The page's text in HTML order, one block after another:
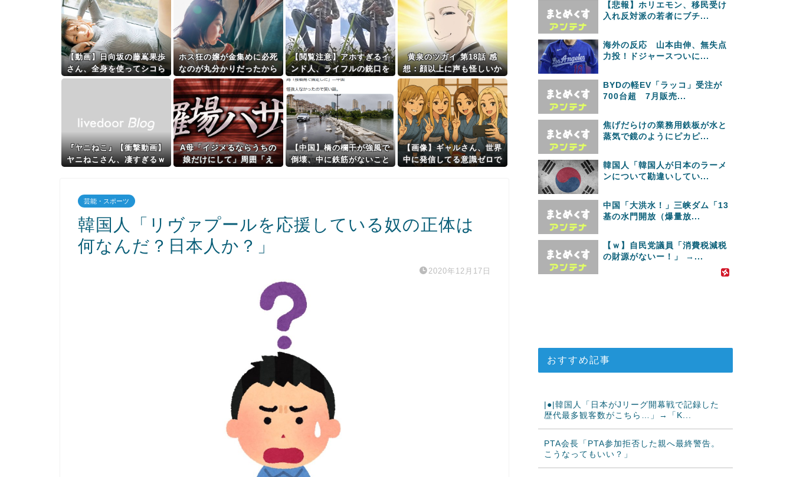
【動画】日向坂の藤嶌果歩
さん、全身を使ってシコら
せにきてしまうｗｗｗｗｗ
ホス狂の嬢が金集めに必死
なのが丸分かりだったから
「店外で直に払ったら嬉し
い？」って聞いた結果⇒ｗ
ｗ
【閲覧注意】アホすぎるイ
ンド人、ライフルの銃口を
覗いてしまう・・・・・
（動画あり）
黄泉のツガイ 第18話 感
想：顔以上に声も怪しいか
ら誤解されがちなアスマさ
ん！
『ヤニねこ』【衝撃動画】
ヤニねこさん、凄すぎるｗ
A母「イジメるならうちの
娘だけにして」周囲「え
【中国】橋の欄干が強風で
倒壊、中に鉄筋がないこと
【画像】ギャルさん、世界
中に発信してる意識ゼロで
芸能・スポーツ
韓国人「リヴァプールを応援している奴の正体は
何なんだ？日本人か？」
2020年12月17日
【悲報】ホリエモン、移民受け
入れ反対派の若者にブチ...
海外の反応 山本由伸、無失点
力投！ドジャースついに...
BYDの軽EV「ラッコ」受注が
700台超 7月販売...
焦げだらけの業務用鉄板が水と
蒸気で鏡のようにピカピ...
韓国人「韓国人が日本のラーメ
ンについて勘違いしてい...
中国「大洪水！」三峡ダム「13
基の水門開放（爆量放...
【ｗ】自民党議員「消費税減税
の財源がないー！」 →...
おすすめ記事
|●|韓国人「日本がJリーグ開幕戦で記録した
歴代最多観客数がこちら…」→「K...
PTA会長「PTA参加拒否した親へ最終警告。
こうなってもいい？」